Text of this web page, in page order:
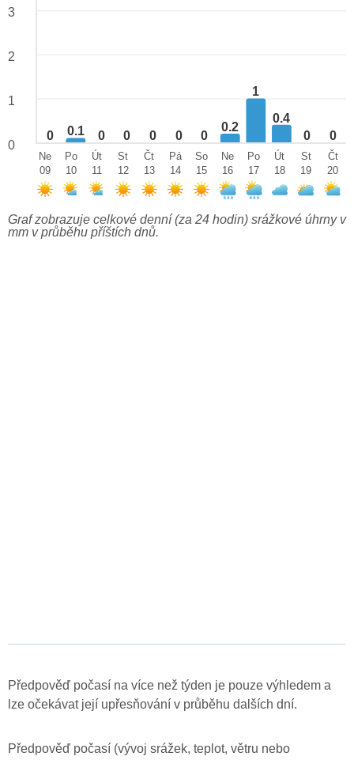
0 0.1 0 0 0 0 0
0.2
1
0.4
0 0
3
2
1
0
Ne
09
Po
10
Út
11
St
12
Čt
13
Pá
14
So
15
Ne
16
Po
17
Út
18
St
19
Čt
20
Graf zobrazuje celkové denní (za 24 hodin) srážkové úhrny v
mm v průběhu příštích dnů.
Předpověď počasí na více než týden je pouze výhledem a
lze očekávat její upřesňování v průběhu dalších dní.
Předpověď počasí (vývoj srážek, teplot, větru nebo